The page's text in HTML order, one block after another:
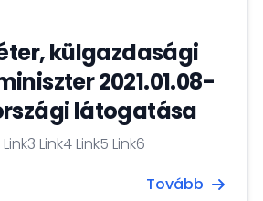
külgazdasági
2021.01.08-
látogatása
Linkek: Link1 Link2 Link3 Link4 Link5 Link6
Tovább